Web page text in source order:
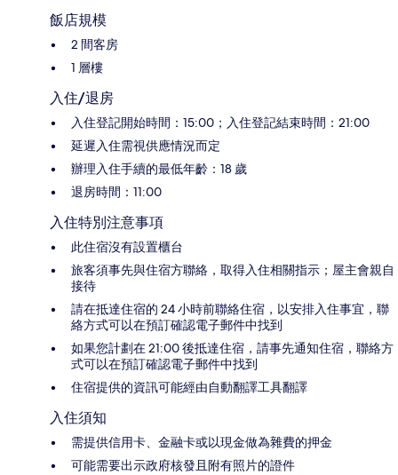
飯店規模
2 間客房
1 層樓
入住/退房
入住登記開始時間：15:00；入住登記結束時間：21:00
延遲入住需視供應情況而定
辦理入住手續的最低年齡：18 歲
退房時間：11:00
入住特別注意事項
此住宿沒有設置櫃台
旅客須事先與住宿方聯絡，取得入住相關指示；屋主會親自
接待
請在抵達住宿的 24 小時前聯絡住宿，以安排入住事宜，聯
絡方式可以在預訂確認電子郵件中找到
如果您計劃在 21:00 後抵達住宿，請事先通知住宿，聯絡方
式可以在預訂確認電子郵件中找到
住宿提供的資訊可能經由自動翻譯工具翻譯
入住須知
需提供信用卡、金融卡或以現金做為雜費的押金
可能需要出示政府核發且附有照片的證件